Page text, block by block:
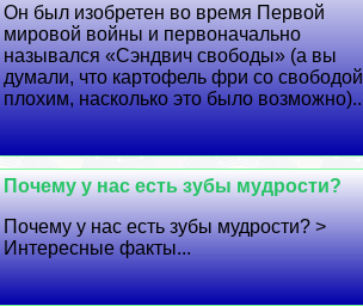
Он был изобретен во время Первой
мировой войны и первоначально
назывался «Сэндвич свободы» (а вы
думали, что картофель фри со
плохим, насколько это было
Почему у нас есть зубы мудрости?
Почему у нас есть зубы мудрости? >
Интересные факты...